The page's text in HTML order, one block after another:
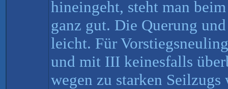
hineingeht, steht man
ganz gut. Die Querung
leicht. Für
und mit III keinesfalls
wegen zu starken